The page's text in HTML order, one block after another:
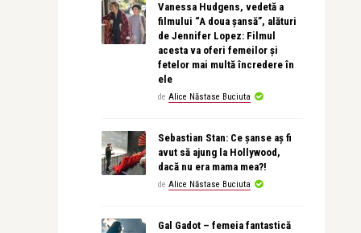
Vanessa Hudgens, vedetă a
filmului “A doua șansă”, alături
de Jennifer Lopez: Filmul
acesta va oferi femeilor și
fetelor mai multă încredere în
ele
de Alice Năstase Buciuta
Sebastian Stan: Ce șanse aș fi
avut să ajung la Hollywood,
dacă nu era mama mea?!
de Alice Năstase Buciuta
Gal Gadot – femeia fantastică